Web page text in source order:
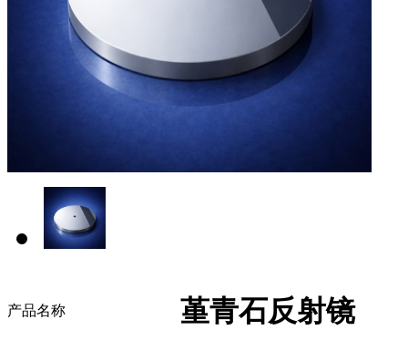
产品名称 堇青石反射镜